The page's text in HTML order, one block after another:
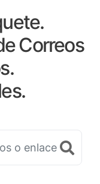
Correos